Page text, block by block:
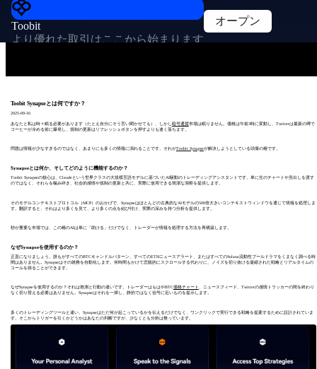
Toobit
より優れた取引はここから始まります
オープン
Toobit Synapseとは何ですか？
2025-09-16
あなたと私は時々眠る必要があります（たとえ自分にそう言い聞かせても）、しかし 暗号通貨市場は眠りません。価格は午前3時に変動し、Twitterは最新の噂で
コーヒーが冷める前に爆発し、規制の更新はリフレッシュボタンを押すよりも速く落ちます。
問題は情報が少なすぎるのではなく、あまりにも多くの情報に溺れることです。それがToobit Synapseが解決しようとしている頭痛の種です。
Synapseとは何か、そしてどのように機能するのか？
Toobit Synapseの核心は、Claudeという世界クラスの大規模言語モデルに基づいたAI駆動のトレーディングアシスタントです。単に生のチャートや見出しを渡す
のではなく、それらを噛み砕き、社会的感情や規制の更新と共に、実際に使用できる簡潔な洞察を提供します。
そのモデルコンテキストプロトコル（MCP）のおかげで、Synapseはほとんどの古典的なAIモデルの500倍大きいコンテキストウィンドウを通じて情報を処理しま
す。翻訳すると、それはより多くを見て、より多くの点を結び付け、実際の深みを持つ分析を提供します。
秒が重要な市場では、この種のAIは単に「助ける」だけでなく、トレーダーが情報を処理する方法を再構築します。
なぜSynapseを使用するのか？
正直になりましょう。誰もがすべてのBTCキャンドルパターン、すべてのETHニュースアラート、またはすべてのSolana流動性プールドラマをくまなく調べる時
間はありません。Synapseはその雑務を自動化します。何時間もかけて悲観的にスクロールする代わりに、ノイズを切り抜ける凝縮された戦略とリアルタイムの
コールを得ることができます。
なぜSynapseを使用するのか？それは推測と行動の違いです。トレーダーはもはやBTC価格チャート 、ニュースフィード、Twitterの感情トラッカーの間を終わり
なく切り替える必要はありません。Synapseはそれを一掃し、静的ではなく信号に近いものを提示します。
多くのトレーディングツールと違い、Synapseはただ何が起こっているかを伝えるだけでなく、ワンクリックで実行できる戦略を提案するために設計されていま
す。そこからトリガーを引くかどうかはあなたの判断ですが、少なくとも分析は整っています。